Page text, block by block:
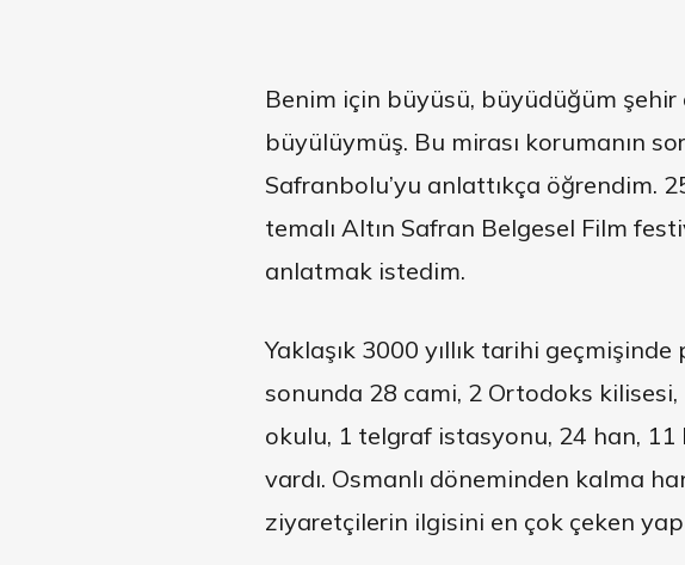
Benim için büyüsü, büyüdüğüm
büyülüymüş. Bu mirası korumanın
Safranbolu’yu anlattıkça öğrendim.
temalı Altın Safran Belgesel Film
anlatmak istedim.
Yaklaşık 3000 yıllık tarihi
sonunda 28 cami, 2 Ortodoks
okulu, 1 telgraf istasyonu, 24 han,
vardı. Osmanlı döneminden kalma
ziyaretçilerin ilgisini en çok çeken